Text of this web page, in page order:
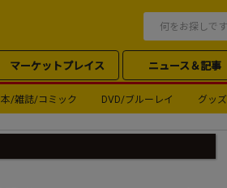
マーケットプレイス ニュース＆記事
本/雑誌/コミック DVD/ブルーレイ グッズ